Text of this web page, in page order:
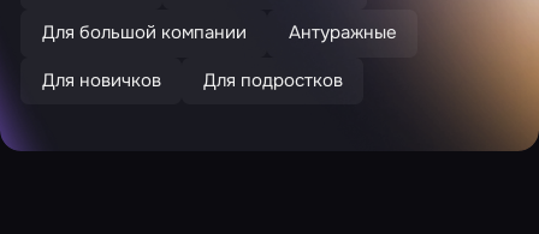
Для большой компании
Антуражные
Для новичков
Для подростков